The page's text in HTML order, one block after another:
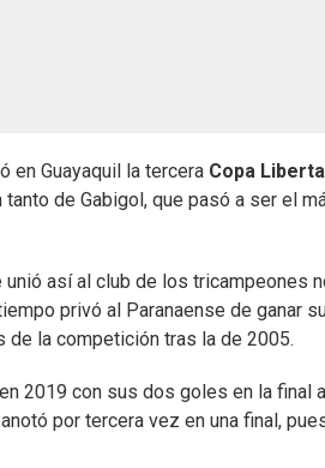
en Guayaquil la tercera Copa
tanto de Gabigol, que pasó a ser el
unió así al club de los tricampeones
privó al Paranaense de ganar
de la competición tras la de 2005.
2019 con sus dos goles en la final
por tercera vez en una final,